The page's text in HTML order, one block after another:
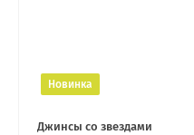
Новинка
Джинсы со звездами